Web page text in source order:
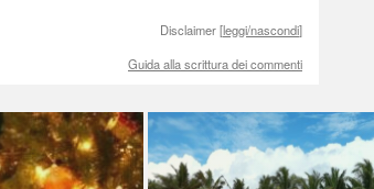
Disclaimer [leggi/nascondi]
Guida alla scrittura dei commenti